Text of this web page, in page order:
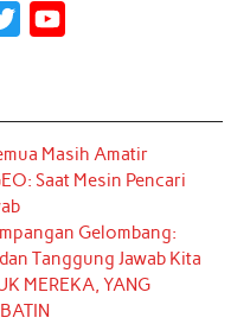
t
t
r
T
u
e
Masih Amatir
Saat Mesin Pencari
Gelombang:
Tanggung Jawab Kita
MEREKA, YANG